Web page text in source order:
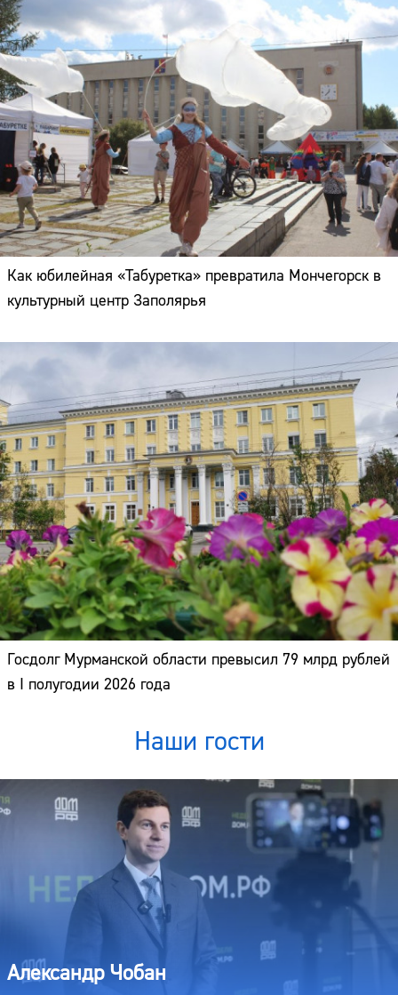
Как юбилейная «Табуретка» превратила Мончегорск в
культурный центр Заполярья
Госдолг Мурманской области превысил 79 млрд рублей
в I полугодии 2026 года
Наши гости
Александр Чобан